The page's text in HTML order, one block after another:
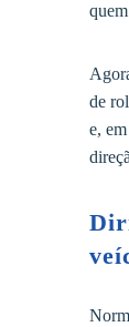
de
e,